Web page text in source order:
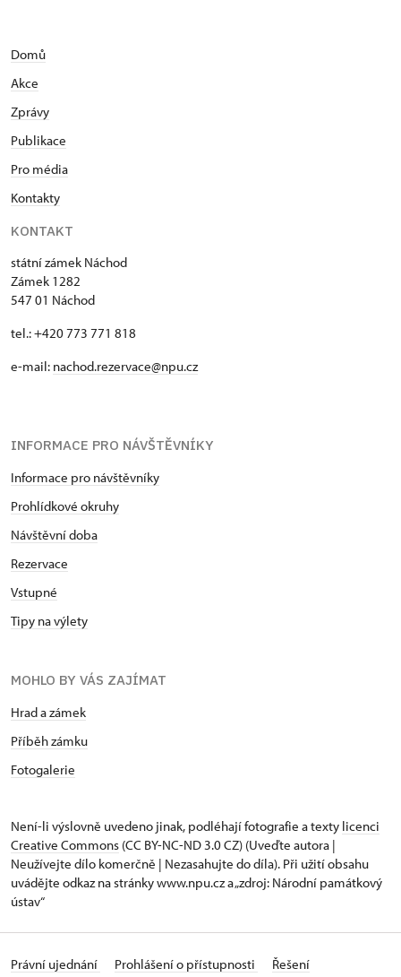
Domů
Akce
Zprávy
Publikace
Pro média
Kontakty
KONTAKT
státní zámek Náchod
Zámek 1282
547 01 Náchod
tel.: +420 773 771 818
e-mail: nachod.rezervace@npu.cz
INFORMACE PRO NÁVŠTĚVNÍKY
Informace pro návštěvníky
Prohlídkové okruhy
Návštěvní doba
Rezervace
Vstupné
Tipy na výlety
MOHLO BY VÁS ZAJÍMAT
Hrad a zámek
Příběh zámku
Fotogalerie
Není-li výslovně uvedeno jinak, podléhají fotografie a texty licenci
Creative Commons (CC BY-NC-ND 3.0 CZ) (Uveďte autora |
Neužívejte dílo komerčně | Nezasahujte do díla). Při užití obsahu
uvádějte odkaz na stránky www.npu.cz a „zdroj: Národní památkový
ústav“
Právní ujednání Prohlášení o přístupnosti
Řešení